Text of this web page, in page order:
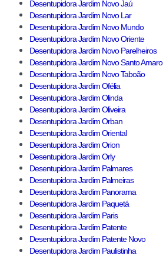
Desentupidora Jardim Novo Jaú
Desentupidora Jardim Novo Lar
Desentupidora Jardim Novo Mundo
Desentupidora Jardim Novo Oriente
Desentupidora Jardim Novo Parelheiros
Desentupidora Jardim Novo Santo Amaro
Desentupidora Jardim Novo Taboão
Desentupidora Jardim Ofélia
Desentupidora Jardim Olinda
Desentupidora Jardim Oliveira
Desentupidora Jardim Orban
Desentupidora Jardim Oriental
Desentupidora Jardim Orion
Desentupidora Jardim Orly
Desentupidora Jardim Palmares
Desentupidora Jardim Palmeiras
Desentupidora Jardim Panorama
Desentupidora Jardim Paquetá
Desentupidora Jardim Paris
Desentupidora Jardim Patente
Desentupidora Jardim Patente Novo
Desentupidora Jardim Paulistinha